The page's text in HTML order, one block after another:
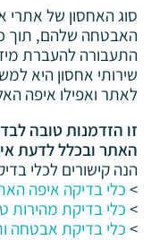
סוג האחסון של אתרי
האבטחה שלהם, תוך
התעבורה להעברת
שירותי אחסון היא
לאתר ואפילו איפה
זו הזדמנות טובה
האתר ובכלל לדעת
הנה קישורים לכלי
>כלי בדיקה איפה
>כלי בדיקת מהירות
>כלי בדיקת אבטחה